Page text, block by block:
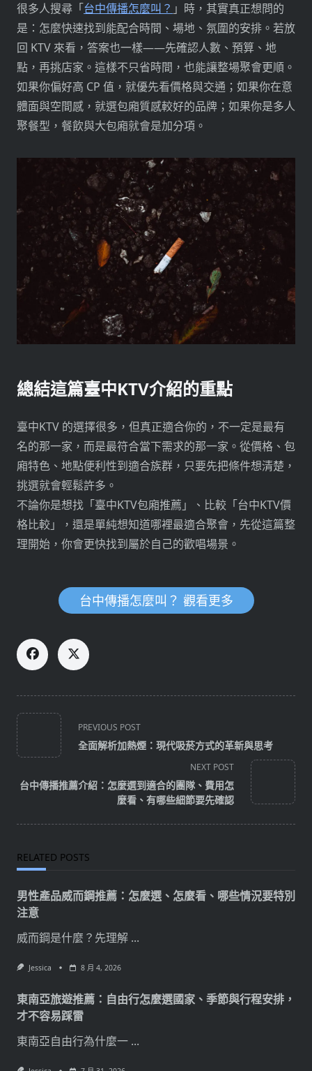
很多人搜尋「台中傳播怎麼叫？ 」時，其實真正想問的
是：怎麼快速找到能配合時間、場地、氛圍的安排。若放
回 KTV 來看，答案也一樣——先確認人數、預算、地
點，再挑店家。這樣不只省時間，也能讓整場聚會更順。
如果你偏好高 CP 值，就優先看價格與交通；如果你在意
體面與空間感，就選包廂質感較好的品牌；如果你是多人
聚餐型，餐飲與大包廂就會是加分項。
總結這篇臺中KTV介紹的重點
臺中KTV 的選擇很多，但真正適合你的，不一定是最有
名的那一家，而是最符合當下需求的那一家。從價格、包
廂特色、地點便利性到適合族群，只要先把條件想清楚，
挑選就會輕鬆許多。
不論你是想找「臺中KTV包廂推薦」、比較「台中KTV價
格比較」，還是單純想知道哪裡最適合聚會，先從這篇整
理開始，你會更快找到屬於自己的歡唱場景。
台中傳播怎麼叫？ 觀看更多
<span
class="nav-
subtitle
reader-
PREVIOUS POST
全面解析加熱煙：現代吸菸方式的革新與思考
NEXT POST
台中傳播推薦介紹：怎麼選到適合的團隊、費用怎
麼看、有哪些細節要先確認
RELATED POSTS
男性產品威而鋼推薦：怎麼選、怎麼看、哪些情況要特別
注意
威而鋼是什麼？先理解 ...
Jessica 8 月 4, 2026
東南亞旅遊推薦：自由行怎麼選國家、季節與行程安排，
才不容易踩雷
東南亞自由行為什麼一 ...